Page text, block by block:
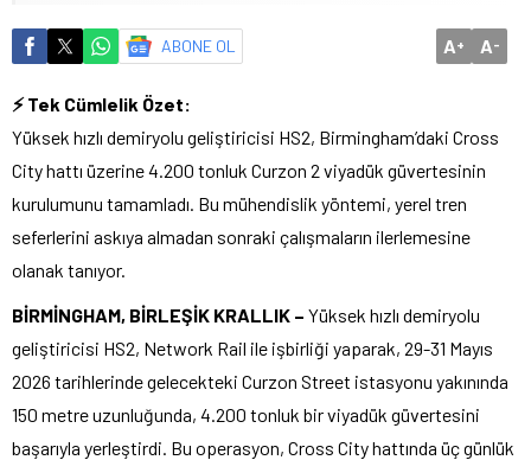
ABONE OL A+ A-
⚡ Tek Cümlelik Özet:
Yüksek hızlı demiryolu geliştiricisi HS2, Birmingham’daki Cross
City hattı üzerine 4.200 tonluk Curzon 2 viyadük güvertesinin
kurulumunu tamamladı. Bu mühendislik yöntemi, yerel tren
seferlerini askıya almadan sonraki çalışmaların ilerlemesine
olanak tanıyor.
BİRMİNGHAM, BİRLEŞİK KRALLIK – Yüksek hızlı demiryolu
geliştiricisi HS2, Network Rail ile işbirliği yaparak, 29-31 Mayıs
2026 tarihlerinde gelecekteki Curzon Street istasyonu yakınında
150 metre uzunluğunda, 4.200 tonluk bir viyadük güvertesini
başarıyla yerleştirdi. Bu operasyon, Cross City hattında üç günlük